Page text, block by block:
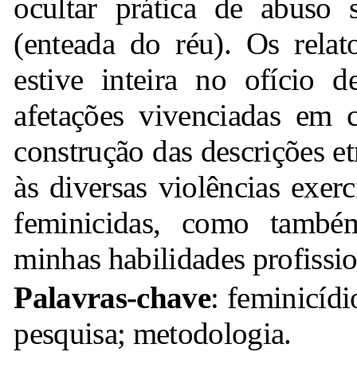
ocultar prática de
(enteada do réu). Os
estive inteira no ofício
afetações vivenciadas
construção das descrições
às diversas violências
feminicidas, como
minhas habilidades
Palavras-chave:
pesquisa; metodologia.